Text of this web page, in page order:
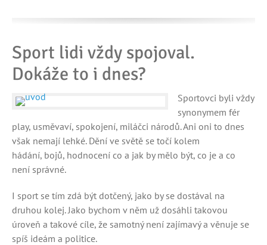
Sport lidi vždy spojoval.
Dokáže to i dnes?
Sportovci byli vždy
synonymem fér
play, usměvaví, spokojení, miláčci národů. Ani oni to dnes
však nemají lehké. Dění ve světě se točí kolem
hádání, bojů, hodnocení co a jak by mělo být, co je a co
není správné.
I sport se tím zdá být dotčený, jako by se dostával na
druhou kolej. Jako bychom v něm už dosáhli takovou
úroveň a takové cíle, že samotný není zajímavý a věnuje se
spíš ideám a politice.